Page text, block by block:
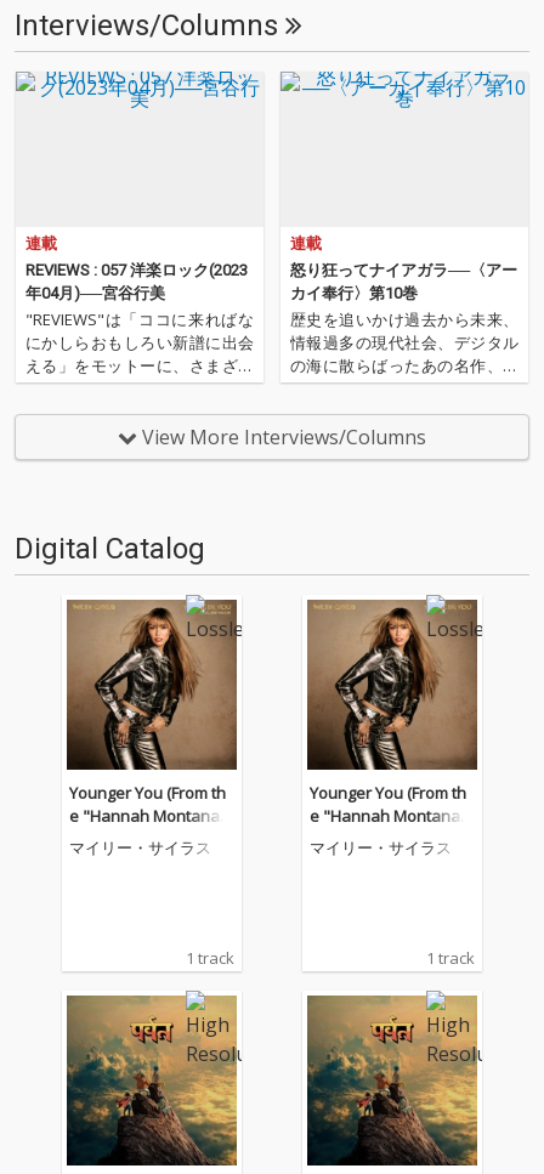
Interviews/Columns
連載
REVIEWS : 057 洋楽ロック(2023
年04月)──宮谷行美
"REVIEWS"は「ココに来ればな
にかしらおもしろい新譜に出会
える」をモットーに、さまざま
な書き手がここ数ヶ月の新譜か
らエッセンシャルな9枚を選び
レヴューする本コーナー。今回
はReal Soundなどの音楽メディ
連載
怒り狂ってナイアガラ──〈アー
カイ奉行〉第10巻
歴史を追いかけ過去から未来、
情報過多の現代社会、デジタル
の海に散らばったあの名作、こ
の名作たちをひとつにまとめる
仕事人…!〈アーカイ奉行〉が今
日もデジタルの乱世を治め
る…!'''〈アーカイ奉行〉と
View More Interviews/Columns
Digital Catalog
Younger You (From th
e "Hannah Montana 2
0th Anniversary Speci
al")
マイリー・サイラス
1 track
Younger You (From th
e "Hannah Montana 2
0th Anniversary Speci
al")
マイリー・サイラス
1 track